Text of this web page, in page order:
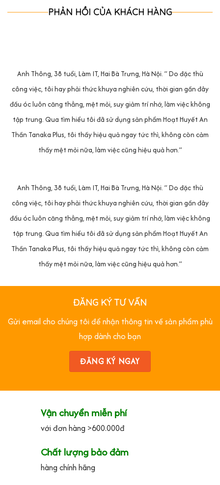
PHẢN HỒI CỦA KHÁCH HÀNG
Anh Thông, 38 tuổi, Làm IT, Hai Bà Trưng, Hà Nội. ” Do đặc thù
công việc, tôi hay phải thức khuya nghiên cứu, thời gian gần đây
đầu óc luôn căng thẳng, mệt mỏi, suy giảm trí nhớ, làm việc không
tập trung. Qua tìm hiểu tôi đã sử dụng sản phẩm Hoạt Huyết An
Thần Tanaka Plus, tôi thấy hiệu quả ngay tức thì, không còn cảm
thấy mệt mỏi nữa, làm việc cũng hiệu quả hơn.”
Anh Thông, 38 tuổi, Làm IT, Hai Bà Trưng, Hà Nội. ” Do đặc thù
công việc, tôi hay phải thức khuya nghiên cứu, thời gian gần đây
đầu óc luôn căng thẳng, mệt mỏi, suy giảm trí nhớ, làm việc không
tập trung. Qua tìm hiểu tôi đã sử dụng sản phẩm Hoạt Huyết An
Thần Tanaka Plus, tôi thấy hiệu quả ngay tức thì, không còn cảm
thấy mệt mỏi nữa, làm việc cũng hiệu quả hơn.”
ĐĂNG KÝ TƯ VẤN
Gửi email cho chúng tôi để nhận thông tin về sản phẩm phù
hợp dành cho bạn
ĐĂNG KÝ NGAY
Vận chuyển miễn phí
với đơn hàng >600.000đ
Chất lượng bảo đảm
hàng chính hãng